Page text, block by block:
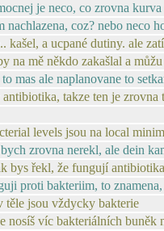
je neco, co zrovna
nachlazena, coz? nebo neco
kašel, a ucpané dutiny. ale
na mě někdo zakašlal a
mas ale naplanovane to
antibiotika, takze ten je zrovna
levels jsou na local
zrovna nerekl, ale dein
bys řekl, že fungují
proti bakteriim, to
těle jsou vždycky bakterie
nosíš víc bakteriálních buněk